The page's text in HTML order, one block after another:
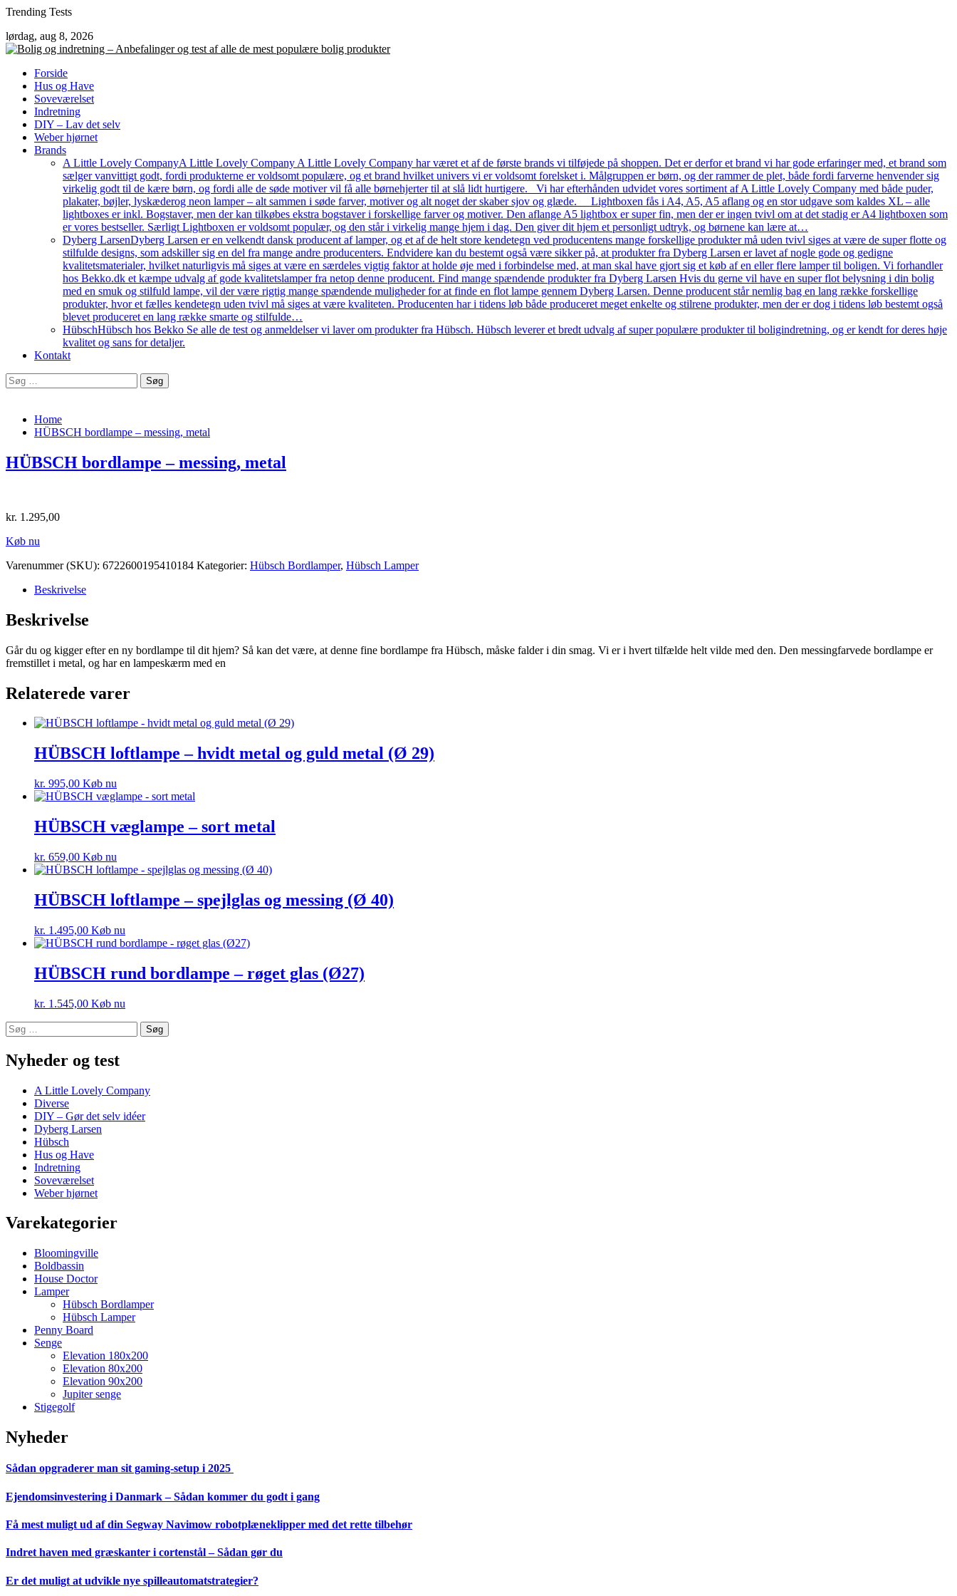
Skip
content
Trending Tests
lørdag, aug 8, 2026
Forside
Hus og Have
Soveværelset
Indretning
DIY – Lav det selv
Weber hjørnet
Brands
A Little Lovely CompanyA Little Lovely Company A Little Lovely Company har været et af de første brands vi tilføjede på shoppen. Det er derfor et brand vi har gode erfaringer med, et brand som
sælger vanvittigt godt, fordi produkterne er voldsomt populære, og et brand hvilket univers vi er voldsomt forelsket i. Målgruppen er børn, og der rammer de plet, både fordi farverne henvender sig
virkelig godt til de kære børn, og fordi alle de søde motiver vil få alle børnehjerter til at slå lidt hurtigere. Vi har efterhånden udvidet vores sortiment af A Little Lovely Company med både puder,
plakater, bøjler, lyskæderog neon lamper – alt sammen i søde farver, motiver og alt noget der skaber sjov og glæde. Lightboxen fås i A4, A5, A5 aflang og en stor udgave som kaldes XL – alle
lightboxes er inkl. Bogstaver, men der kan tilkøbes ekstra bogstaver i forskellige farver og motiver. Den aflange A5 lightbox er super fin, men der er ingen tvivl om at det stadig er A4 lightboxen som
er vores bestseller. Særligt Lightboxen er voldsomt populær, og den står i virkelig mange hjem i dag. Den giver dit hjem et personligt udtryk, og børnene kan lære at…
Dyberg LarsenDyberg Larsen er en velkendt dansk producent af lamper, og et af de helt store kendetegn ved producentens mange forskellige produkter må uden tvivl siges at være de super flotte og
stilfulde designs, som adskiller sig en del fra mange andre producenters. Endvidere kan du bestemt også være sikker på, at produkter fra Dyberg Larsen er lavet af nogle gode og gedigne
kvalitetsmaterialer, hvilket naturligvis må siges at være en særdeles vigtig faktor at holde øje med i forbindelse med, at man skal have gjort sig et køb af en eller flere lamper til boligen. Vi forhandler
hos Bekko.dk et kæmpe udvalg af gode kvalitetslamper fra netop denne producent. Find mange spændende produkter fra Dyberg Larsen Hvis du gerne vil have en super flot belysning i din bolig
med en smuk og stilfuld lampe, vil der være rigtig mange spændende muligheder for at finde en flot lampe gennem Dyberg Larsen. Denne producent står nemlig bag en lang række forskellige
produkter, hvor et fælles kendetegn uden tvivl må siges at være kvaliteten. Producenten har i tidens løb både produceret meget enkelte og stilrene produkter, men der er dog i tidens løb bestemt også
blevet produceret en lang række smarte og stilfulde…
HübschHübsch hos Bekko Se alle de test og anmeldelser vi laver om produkter fra Hübsch. Hübsch leverer et bredt udvalg af super populære produkter til boligindretning, og er kendt for deres høje
kvalitet og sans for detaljer.
Kontakt
Søg
efter:
Home
HÜBSCH bordlampe – messing, metal
HÜBSCH bordlampe – messing, metal
kr. 1.295,00
Køb nu
Varenummer (SKU): 6722600195410184 Kategorier: Hübsch Bordlamper, Hübsch Lamper
Beskrivelse
Beskrivelse
Går du og kigger efter en ny bordlampe til dit hjem? Så kan det være, at denne fine bordlampe fra Hübsch, måske falder i din smag. Vi er i hvert tilfælde helt vilde med den. Den messingfarvede bordlampe er
fremstillet i metal, og har en lampeskærm med en
Relaterede varer
HÜBSCH loftlampe – hvidt metal og guld metal (Ø 29)
kr. 995,00 Køb nu
HÜBSCH væglampe – sort metal
kr. 659,00 Køb nu
HÜBSCH loftlampe – spejlglas og messing (Ø 40)
kr. 1.495,00 Køb nu
HÜBSCH rund bordlampe – røget glas (Ø27)
kr. 1.545,00 Køb nu
Søg
efter:
Nyheder og test
A Little Lovely Company
Diverse
DIY – Gør det selv idéer
Dyberg Larsen
Hübsch
Hus og Have
Indretning
Soveværelset
Weber hjørnet
Varekategorier
Bloomingville
Boldbassin
House Doctor
Lamper
Hübsch Bordlamper
Hübsch Lamper
Penny Board
Senge
Elevation 180x200
Elevation 80x200
Elevation 90x200
Jupiter senge
Stigegolf
Nyheder
Sådan opgraderer man sit gaming-setup i 2025
Ejendomsinvestering i Danmark – Sådan kommer du godt i gang
Få mest muligt ud af din Segway Navimow robotplæneklipper med det rette tilbehør
Indret haven med græskanter i cortenstål – Sådan gør du
Er det muligt at udvikle nye spilleautomatstrategier?